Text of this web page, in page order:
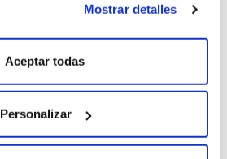
Mostrar detalles
Aceptar todas
Personalizar